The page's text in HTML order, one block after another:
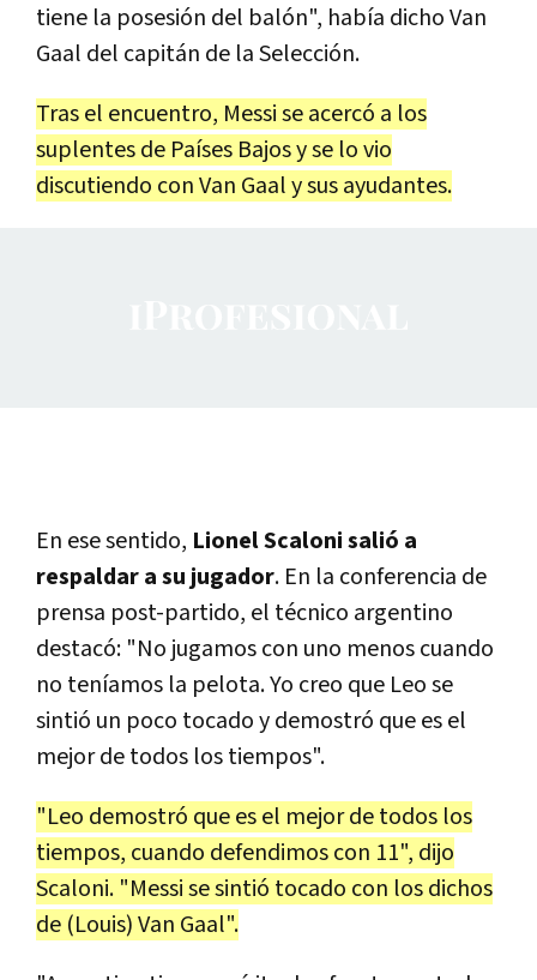
tiene la posesión del balón", había dicho Van
Gaal del capitán de la Selección.
Tras el encuentro, Messi se acercó a los
suplentes de Países Bajos y se lo vio
discutiendo con Van Gaal y sus ayudantes.
En ese sentido, Lionel Scaloni salió a
respaldar a su jugador. En la conferencia de
prensa post-partido, el técnico argentino
destacó: "No jugamos con uno menos cuando
no teníamos la pelota. Yo creo que Leo se
sintió un poco tocado y demostró que es el
mejor de todos los tiempos".
"Leo demostró que es el mejor de todos los
tiempos, cuando defendimos con 11", dijo
Scaloni. "Messi se sintió tocado con los dichos
de (Louis) Van Gaal".